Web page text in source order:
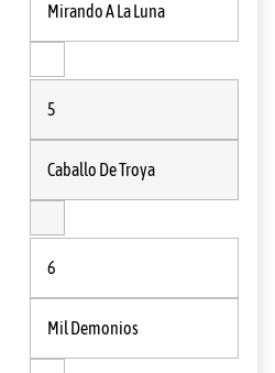
Mirando A La Luna
5
Caballo De Troya
6
Mil Demonios